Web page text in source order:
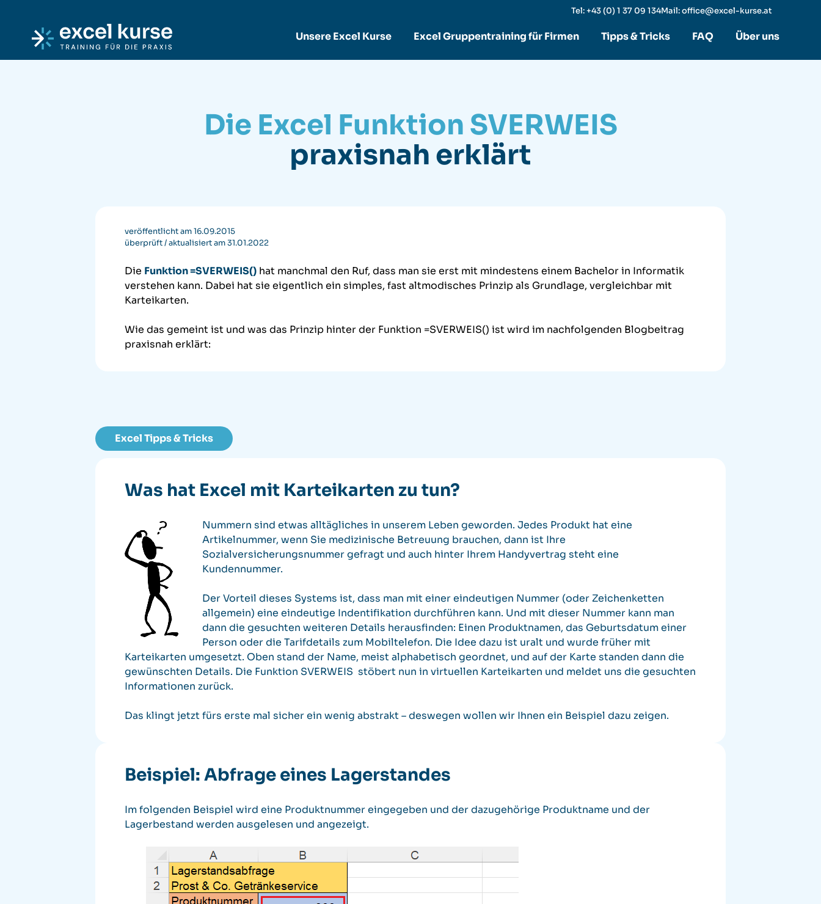
Tel: +43 (0) 1 37 09 134Mail: office@excel-kurse.at
Excel-Kurse Unsere Excel Kurse Excel Gruppentraining für Firmen Tipps & Tricks FAQ Über uns
Die Excel Funktion SVERWEIS
praxisnah erklärt
veröffentlicht am 16.09.2015
überprüft / aktualisiert am 31.01.2022
Die Funktion =SVERWEIS() hat manchmal den Ruf, dass man sie erst mit mindestens einem Bachelor in Informatik
verstehen kann. Dabei hat sie eigentlich ein simples, fast altmodisches Prinzip als Grundlage, vergleichbar mit
Karteikarten.
Wie das gemeint ist und was das Prinzip hinter der Funktion =SVERWEIS() ist wird im nachfolgenden Blogbeitrag
praxisnah erklärt:
Excel Tipps & Tricks
Was hat Excel mit Karteikarten zu tun?
Nummern sind etwas alltägliches in unserem Leben geworden. Jedes Produkt hat eine
Artikelnummer, wenn Sie medizinische Betreuung brauchen, dann ist Ihre
Sozialversicherungsnummer gefragt und auch hinter Ihrem Handyvertrag steht eine
Kundennummer.
Der Vorteil dieses Systems ist, dass man mit einer eindeutigen Nummer (oder Zeichenketten
allgemein) eine eindeutige Indentifikation durchführen kann. Und mit dieser Nummer kann man
dann die gesuchten weiteren Details herausfinden: Einen Produktnamen, das Geburtsdatum einer
Person oder die Tarifdetails zum Mobiltelefon. Die Idee dazu ist uralt und wurde früher mit
Karteikarten umgesetzt. Oben stand der Name, meist alphabetisch geordnet, und auf der Karte standen dann die
gewünschten Details. Die Funktion SVERWEIS stöbert nun in virtuellen Karteikarten und meldet uns die gesuchten
Informationen zurück.
Das klingt jetzt fürs erste mal sicher ein wenig abstrakt – deswegen wollen wir Ihnen ein Beispiel dazu zeigen.
Beispiel: Abfrage eines Lagerstandes
Im folgenden Beispiel wird eine Produktnummer eingegeben und der dazugehörige Produktname und der
Lagerbestand werden ausgelesen und angezeigt.